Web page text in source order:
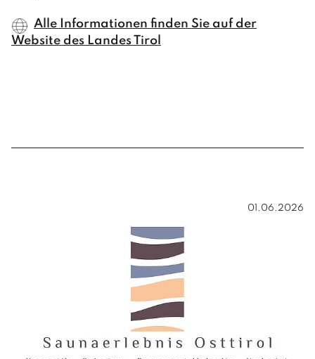
Alle Informationen finden Sie auf der
Website des Landes Tirol
01.06.2026